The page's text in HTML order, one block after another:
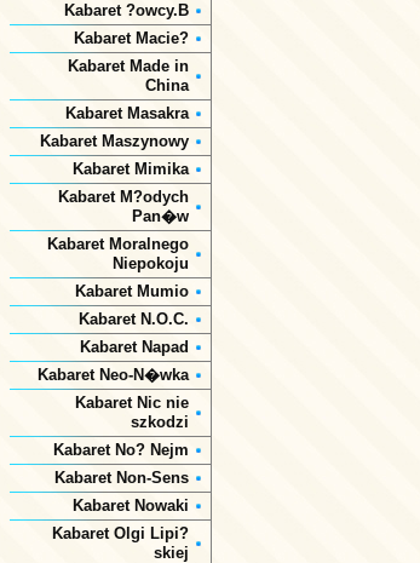
Kabaret ?owcy.B
Kabaret Macie?
Kabaret Made in
China
Kabaret Masakra
Kabaret Maszynowy
Kabaret Mimika
Kabaret M?odych
Pan�w
Kabaret Moralnego
Niepokoju
Kabaret Mumio
Kabaret N.O.C.
Kabaret Napad
Kabaret Neo-N�wka
Kabaret Nic nie
szkodzi
Kabaret No? Nejm
Kabaret Non-Sens
Kabaret Nowaki
Kabaret Olgi Lipi?
skiej